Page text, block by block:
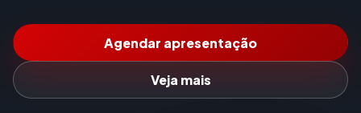
Agendar apresentação
Veja mais